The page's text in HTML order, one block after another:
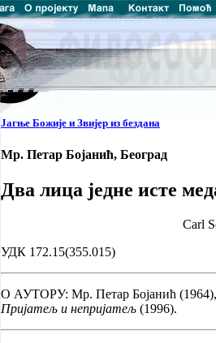
Јагње Божије и Звијер из бездана
Мр. Петар Бојанић, Београд
Два лица једне исте
Carl
УДК 172.15(355.015)
О АУТОРУ: Мр. Петар Бојанић
Пријатељ и непријатељ (1996).